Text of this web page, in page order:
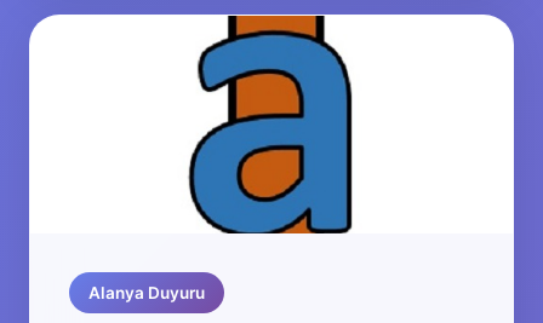
Alanya Duyuru